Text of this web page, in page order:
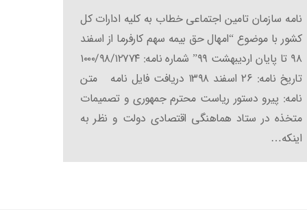
نامه سازمان تامین اجتماعی خطاب به کلیه ادارات کل
کشور با موضوع “امهال حق بیمه سهم کارفرما از اسفند
۹۸ تا پایان اردیبهشت ۹۹” شماره نامه: ۱۰۰۰/۹۸/۱۲۷۷۴
تاریخ نامه: ۲۶ اسفند ۱۳۹۸ دریافت فایل نامه متن
نامه: پیرو دستور ریاست محترم جمهوری و تصمیمات
متخذه در ستاد هماهنگی اقتصادی دولت و نظر به
اینکه…